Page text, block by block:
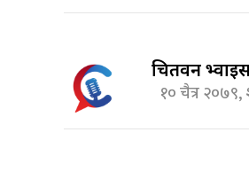
चितवन
१० चैत्र २०७९,